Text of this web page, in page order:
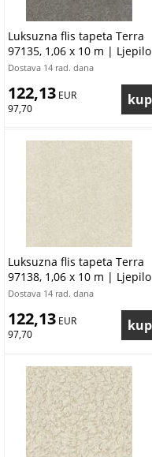
Luksuzna flis tapeta Terra
97135, 1,06 x 10 m | Ljepilo
besplatno
Dostava 14 rad. dana
122,13 EUR
97,70
Luksuzna flis tapeta Terra
97138, 1,06 x 10 m | Ljepilo
besplatno
Dostava 14 rad. dana
122,13 EUR
97,70